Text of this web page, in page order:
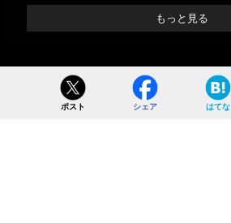
もっと見る
ポスト シェア はてな